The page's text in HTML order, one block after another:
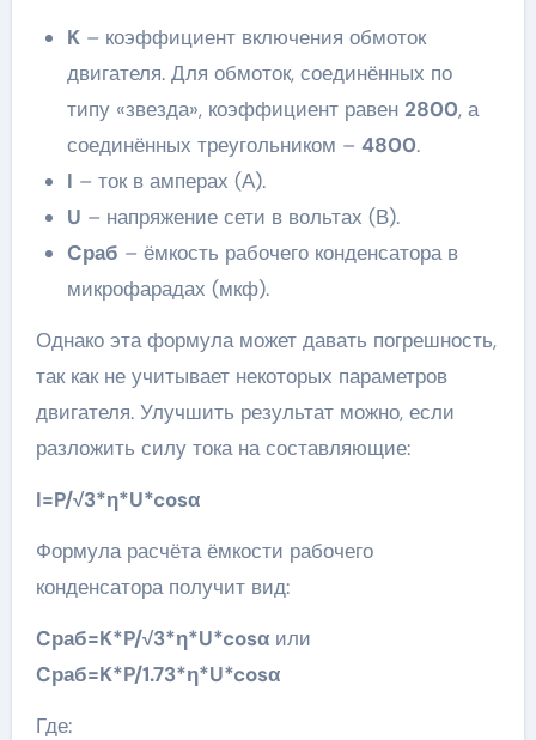
K– коэффициент включения обмоток
двигателя. Для обмоток, соединённых по
типу «звезда», коэффициент равен 2800, а
соединённых треугольником – 4800.
I – ток в амперах (А).
U – напряжение сети в вольтах (В).
Cраб – ёмкость рабочего конденсатора в
микрофарадах (мкф).
Однако эта формула может давать погрешность,
так как не учитывает некоторых параметров
двигателя. Улучшить результат можно, если
разложить силу тока на составляющие:
I=P/√3*η*U*cosα
Формула расчёта ёмкости рабочего
конденсатора получит вид:
Cраб=K*P/√3*η*U*cosαили
Cраб=K*P/1.73*η*U*cosα
Где: